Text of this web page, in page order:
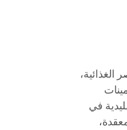
الغذائية،
في